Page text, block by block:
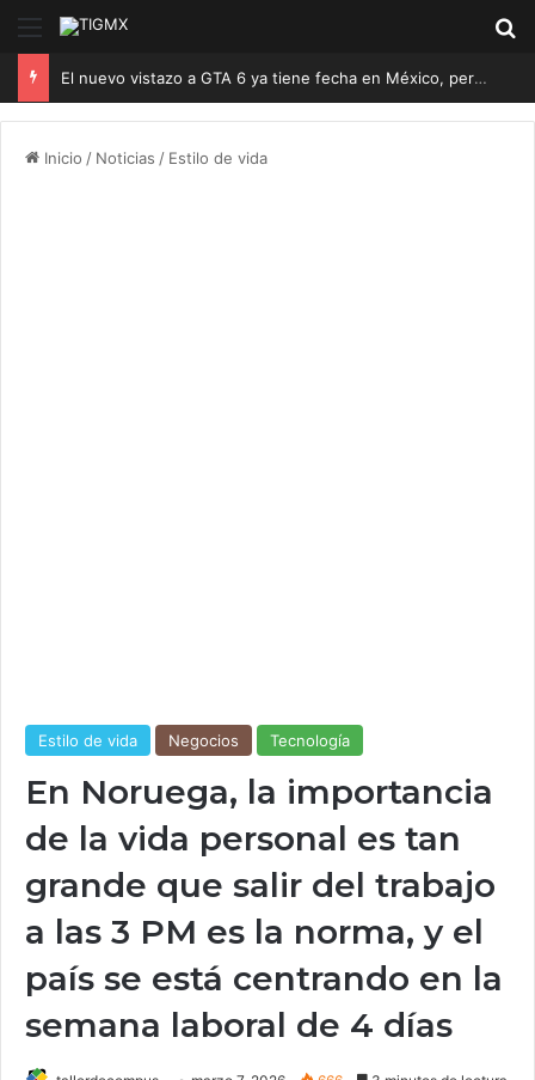
Menú
El nuevo vistazo a GTA 6 ya tiene fecha en México, pero no podrás verlo gratis desde el primer minuto
Inicio / Noticias / Estilo de vida
Estilo de vida Negocios Tecnología
En Noruega, la importancia
de la vida personal es tan
grande que salir del trabajo
a las 3 PM es la norma, y ​​el
país se está centrando en la
semana laboral de 4 días